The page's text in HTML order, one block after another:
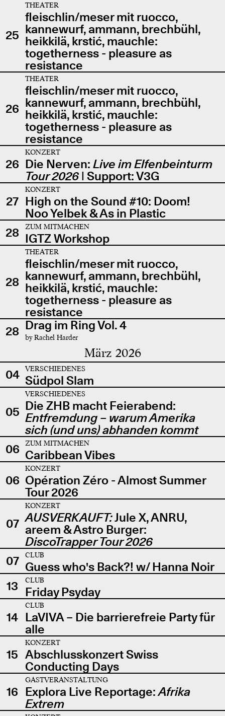
25
THEATER
fleischlin/meser mit ruocco,
kannewurf, ammann, brechbühl,
heikkilä, krstić, mauchle:
togetherness - pleasure as
resistance
26
THEATER
fleischlin/meser mit ruocco,
kannewurf, ammann, brechbühl,
heikkilä, krstić, mauchle:
togetherness - pleasure as
resistance
26
KONZERT
Die Nerven: Live im Elfenbeinturm
Tour 2026| Support: V3G
27
KONZERT
High on the Sound #10: Doom!
Noo Yelbek & As in Plastic
28
ZUM MITMACHEN
IGTZ Workshop
28
THEATER
fleischlin/meser mit ruocco,
kannewurf, ammann, brechbühl,
heikkilä, krstić, mauchle:
togetherness - pleasure as
resistance
28 Drag im Ring Vol. 4
by Rachel Harder
März 2026
04 VERSCHIEDENES
Südpol Slam
05
VERSCHIEDENES
Die ZHB macht Feierabend:
Entfremdung – warum Amerika
sich (und uns) abhanden kommt
06
ZUM MITMACHEN
Caribbean Vibes
06
KONZERT
Opération Zéro - Almost Summer
Tour 2026
07
KONZERT
AUSVERKAUFT:Jule X, ANRU,
areem & Astro Burger:
DiscoTrapper Tour 2026
07
CLUB
Guess who's Back?! w/ Hanna Noir
13
CLUB
Friday Psyday
14
CLUB
LaVIVA – Die barrierefreie Party für
alle
15
KONZERT
Abschlusskonzert Swiss
Conducting Days
16
GASTVERANSTALTUNG
Explora Live Reportage:Afrika
Extrem